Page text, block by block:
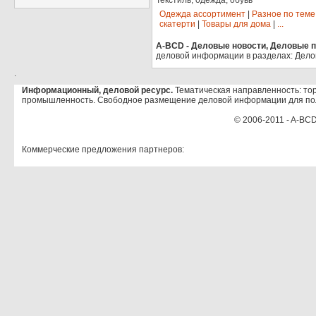
Одежда ассортимент
Разное по теме
скатерти
Товары для дома ...
A-BCD - Деловые новости, Деловые
деловой информации в разделах:
.
Информационный, деловой ресурс. Тематическая направленность:
промышленность. Свободное размещение деловой информации для
© 2006-2011 - A-
Коммерческие предложения партнеров: